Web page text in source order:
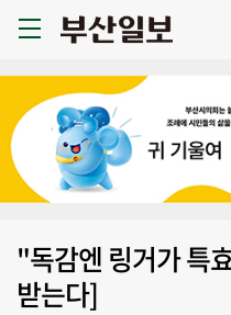
"독감엔 링거가 특
받는다]